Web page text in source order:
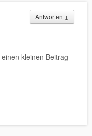
Antworten ↓
kleinen Beitrag